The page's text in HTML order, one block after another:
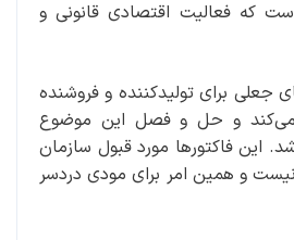
که فعالیت اقتصادی قانونی و
جعلی برای تولیدکننده و فروشنده
می‌کند و حل و فصل این موضوع
این فاکتورها مورد قبول سازمان
نیست و همین امر برای مودی دردسر